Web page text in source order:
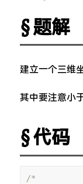
题解
建立一个三维
其中要注意小
代码